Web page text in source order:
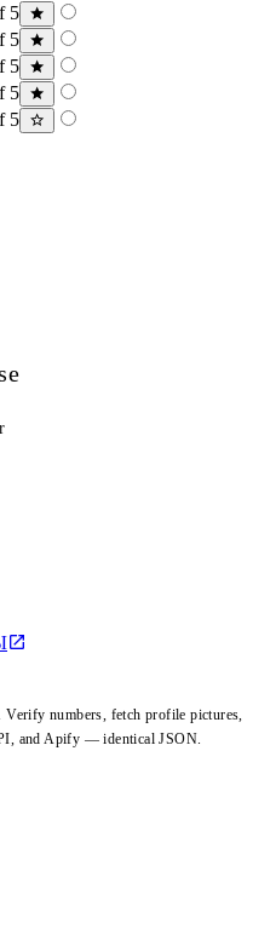
5
5
5
5
5
numbers, fetch profile pictures,
and Apify — identical JSON.